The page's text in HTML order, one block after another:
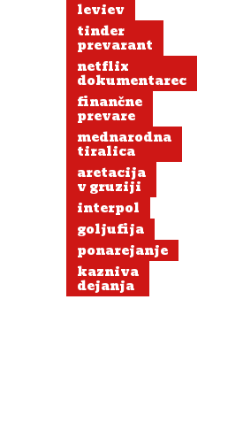
leviev
tinder
prevarant
netflix
dokumentarec
finančne
prevare
mednarodna
tiralica
aretacija
v gruziji
interpol
goljufija
ponarejanje
kazniva
dejanja